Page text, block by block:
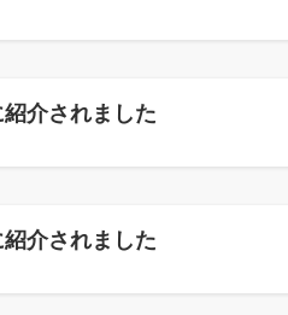
介されました
介されました